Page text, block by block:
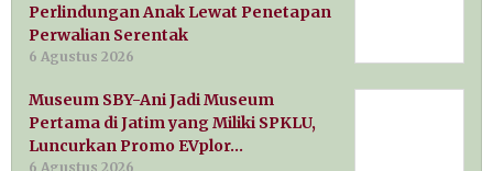
Perlindungan Anak Lewat Penetapan
Perwalian Serentak
6 Agustus 2026
Museum SBY-Ani Jadi Museum
Pertama di Jatim yang Miliki SPKLU,
Luncurkan Promo EVplor…
6 Agustus 2026